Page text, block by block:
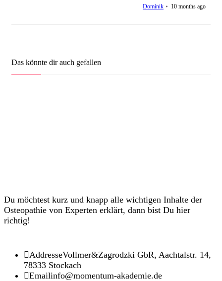
Dominik 10 months ago
Das könnte dir auch gefallen
Du möchtest kurz und knapp alle wichtigen Inhalte der
Osteopathie von Experten erklärt, dann bist Du hier
richtig!
AddresseVollmer&Zagrodzki GbR, Aachtalstr. 14,
78333 Stockach
Emailinfo@momentum-akademie.de